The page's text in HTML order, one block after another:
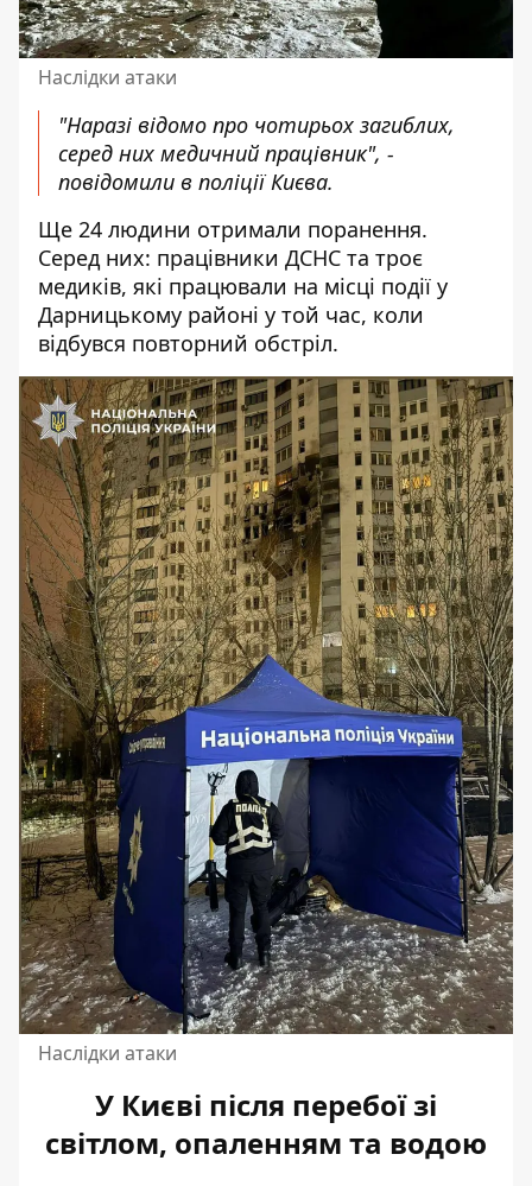
Наслідки атаки
"Наразі відомо про чотирьох загиблих,
серед них медичний працівник", -
повідомили в поліції Києва.
Ще 24 людини отримали поранення.
Серед них: працівники ДСНС та троє
медиків, які працювали на місці події у
Дарницькому районі у той час, коли
відбувся повторний обстріл.
Наслідки атаки
У Києві після перебої зі
світлом, опаленням та водою